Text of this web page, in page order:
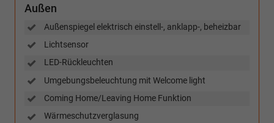
Außen
Außenspiegel elektrisch einstell-, anklapp-, beheizbar
Lichtsensor
LED-Rückleuchten
Umgebungsbeleuchtung mit Welcome light
Coming Home/Leaving Home Funktion
Wärmeschutzverglasung